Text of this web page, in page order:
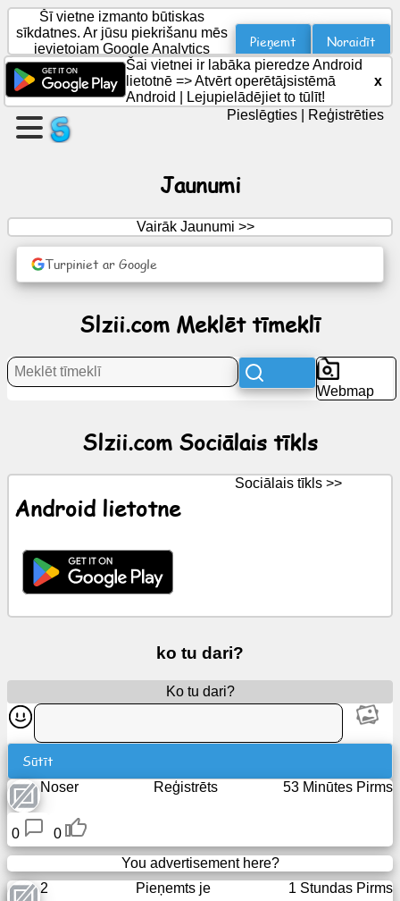
Izveidojiet
lapu
Izveidot
Darba
kārtība
Sociālais
ikonas
ChatGPT
Meklēt
tīmeklī
Bezmaksas
e-
pasts
/
tīmekļa
pasts
Šī vietne izmanto būtiskas
sīkdatnes. Ar jūsu piekrišanu mēs
ievietojam Google Analytics
sīkfailus statistikai.
Pieņemt Noraidīt
Šai vietnei ir labāka pieredze Android
lietotnē =>Atvērt operētājsistēmā
Android
Lejupielādējiet to tūlīt!
x
Pieslēgties Reģistrēties
Jaunumi
Vairāk Jaunumi >>
Turpiniet ar Google
Slzii.com Meklēt tīmeklī
Webmap
Slzii.com Sociālais tīkls
Android lietotne
Sociālais tīkls >>
ko tu dari?
Ko tu dari?
Sūtīt
Noser 53 Minūtes Pirms
Reģistrēts
0
0
You advertisement here?
2
1 Stundas Pirms
Pieņemts je